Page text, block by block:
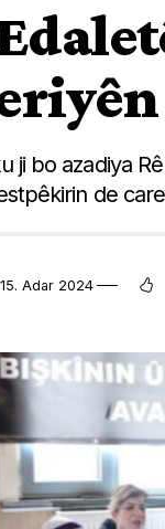
ji bo azadiya
de
Adar 2024